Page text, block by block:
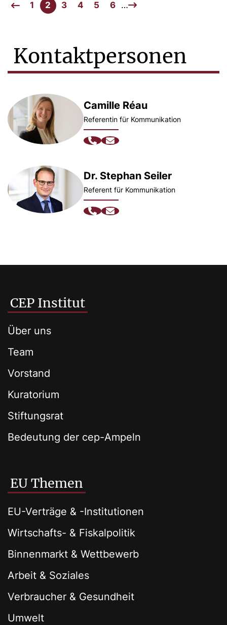
1 2 3 4 5 6 …
Kontaktpersonen
Camille Réau
Referentin für Kommunikation
Dr. Stephan Seiler
Referent für Kommunikation
CEP Institut
Über uns
Team
Vorstand
Kuratorium
Stiftungsrat
Bedeutung der cep-Ampeln
EU Themen
EU-Verträge & -Institutionen
Wirtschafts- & Fiskalpolitik
Binnenmarkt & Wettbewerb
Arbeit & Soziales
Verbraucher & Gesundheit
Umwelt